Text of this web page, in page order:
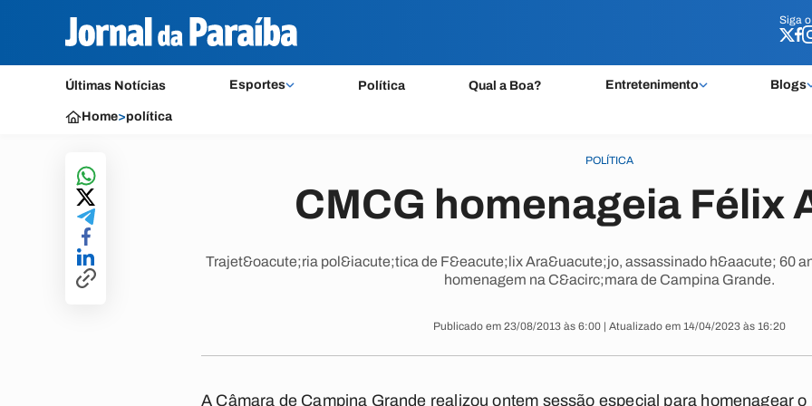
Siga o
Últimas Notícias Esportes Política Qual a Boa? Entretenimento Blogs
Siga o
Home>política
POLÍTICA
CMCG homenageia Félix
Trajet&oacute;ria pol&iacute;tica de F&eacute;lix Ara&uacute;jo, assassinado h&aacute; 60
homenagem na C&acirc;mara de Campina Grande.
Publicado em 23/08/2013 às 6:00 | Atualizado em 14/04/2023 às 16:20
A Câmara de Campina Grande realizou ontem sessão especial para homenagear